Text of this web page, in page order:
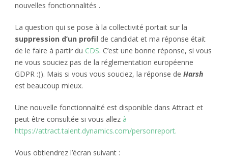
nouvelles fonctionnalités .
La question qui se pose à la collectivité portait sur la
suppression d’un profil de candidat et ma réponse était
de le faire à partir du CDS. C’est une bonne réponse, si vous
ne vous souciez pas de la réglementation européenne
GDPR :)). Mais si vous vous souciez, la réponse de Harsh
est beaucoup mieux.
Une nouvelle fonctionnalité est disponible dans Attract et
peut être consultée si vous allez à
https://attract.talent.dynamics.com/personreport.
Vous obtiendrez l’écran suivant :